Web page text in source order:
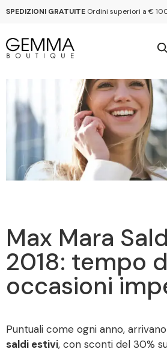
SPEDIZIONI GRATUITE Ordini superiori a €
Max Mara
2018: tempo
occasioni
Puntuali come ogni anno,
saldi estivi, con sconti del 30%